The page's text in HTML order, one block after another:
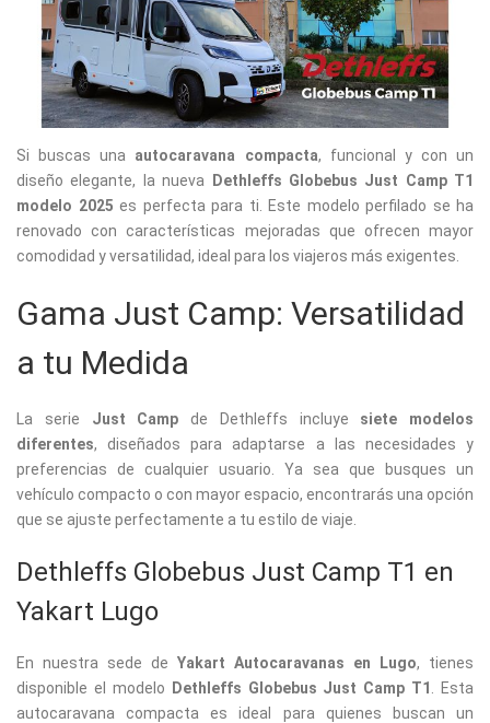
Si buscas una autocaravana compacta, funcional y con un
diseño elegante, la nueva
Dethleffs Globebus Just Camp T1
modelo 2025 es perfecta para ti. Este modelo perfilado se ha
renovado con características mejoradas que ofrecen mayor
comodidad y versatilidad, ideal para los viajeros más exigentes.
Gama Just Camp: Versatilidad
a tu Medida
La serie Just Camp de Dethleffs incluye siete modelos
diferentes, diseñados para adaptarse a las necesidades y
preferencias de cualquier usuario. Ya sea que busques un
vehículo compacto o con mayor espacio, encontrarás una opción
que se ajuste perfectamente a tu estilo de viaje.
Dethleffs Globebus Just Camp T1 en
Yakart Lugo
En nuestra sede de Yakart Autocaravanas en Lugo, tienes
disponible el modelo
Dethleffs Globebus Just Camp T1
. Esta
autocaravana compacta es ideal para quienes buscan un